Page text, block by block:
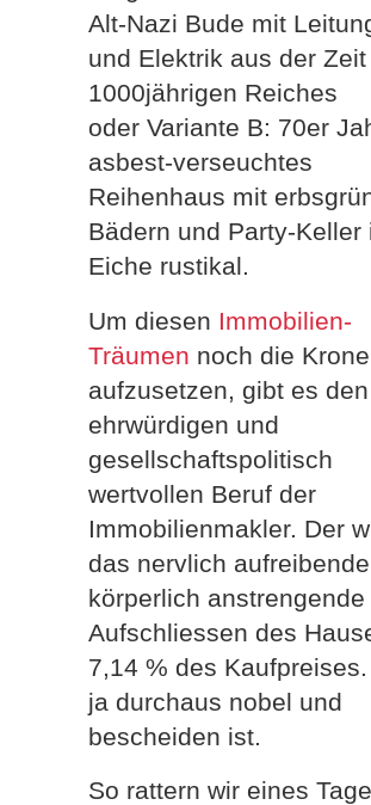
Alt-Nazi Bude mit
und Elektrik aus der
1000jährigen Reiches
oder Variante B: 70er
asbest-verseuchtes
Reihenhaus mit
Bädern und Party-Keller
Eiche rustikal.
Um diesen Immobilien-
Träumen noch die Krone
aufzusetzen, gibt es den
ehrwürdigen und
gesellschaftspolitisch
wertvollen Beruf der
Immobilienmakler. Der
das nervlich
körperlich anstrengende
Aufschliessen des
7,14 % des
ja durchaus nobel und
bescheiden ist.
So rattern wir eines